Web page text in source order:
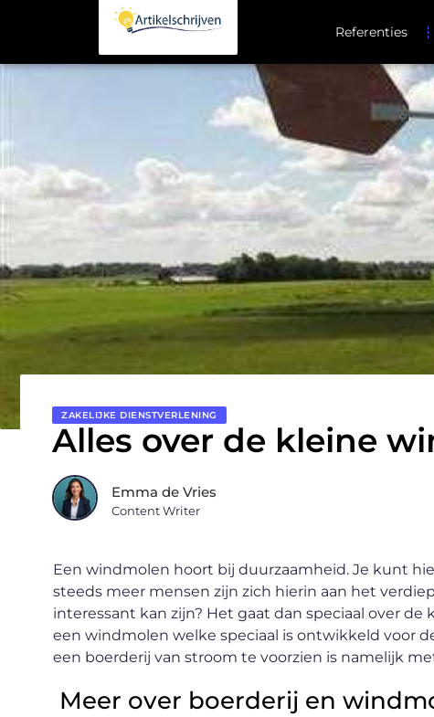
Referenties
ZAKELIJKE DIENSTVERLENING
Alles over de kleine
Emma de Vries
Content Writer
Een windmolen hoort bij duurzaamheid. Je kunt
steeds meer mensen zijn zich hierin aan het
interessant kan zijn? Het gaat dan speciaal over de
een windmolen welke speciaal is ontwikkeld voor
een boerderij van stroom te voorzien is namelijk
Meer over boerderij en